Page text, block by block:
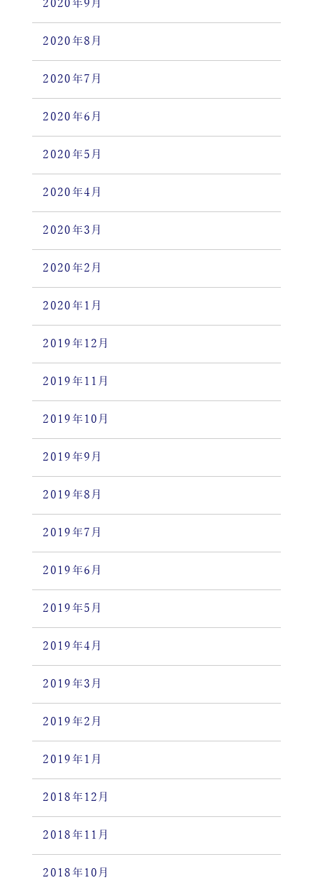
2020年9月
2020年8月
2020年7月
2020年6月
2020年5月
2020年4月
2020年3月
2020年2月
2020年1月
2019年12月
2019年11月
2019年10月
2019年9月
2019年8月
2019年7月
2019年6月
2019年5月
2019年4月
2019年3月
2019年2月
2019年1月
2018年12月
2018年11月
2018年10月